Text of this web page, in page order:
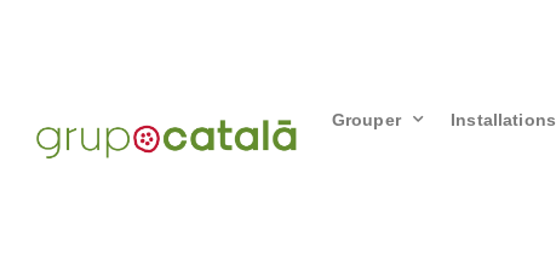
Grouper Installations